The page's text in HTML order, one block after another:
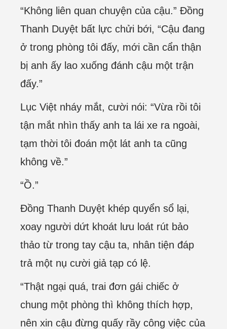
“Không liên quan chuyện của cậu.” Đồng
Thanh Duyệt bất lực chửi bới, “Cậu đang
ở trong phòng tôi đấy, mới cần cẩn thận
bị anh ấy lao xuống đánh cậu một trận
đấy.”
Lục Việt nháy mắt, cười nói: “Vừa rồi tôi
tận mắt nhìn thấy anh ta lái xe ra ngoài,
tạm thời tôi đoán một lát anh ta cũng
không về.”
“Ồ.”
Đồng Thanh Duyệt khép quyển sổ lại,
xoay người dứt khoát lưu loát rút bảo
thảo từ trong tay cậu ta, nhân tiện đáp
trả một nụ cười giả tạp có lệ.
“Thật ngại quá, trai đơn gái chiếc ở
chung một phòng thì không thích hợp,
nên xin cậu đừng quấy rầy công việc của